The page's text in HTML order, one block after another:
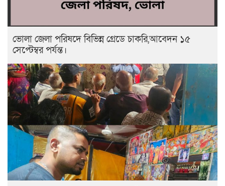
ভোলা জেলা পরিষদে বিভিন্ন গ্রেডে চাকরি,আবেদন ১৫
সেপ্টেম্বর পর্যন্ত।